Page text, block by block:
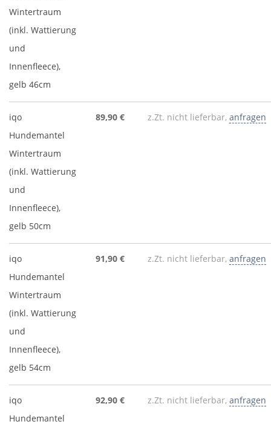
Wintertraum
(inkl. Wattierung
und
Innenfleece),
gelb 46cm
iqo
Hundemantel
Wintertraum
(inkl. Wattierung
und
Innenfleece),
gelb 50cm
89,90 € z.Zt. nicht lieferbar, anfragen
iqo
Hundemantel
Wintertraum
(inkl. Wattierung
und
Innenfleece),
gelb 54cm
91,90 € z.Zt. nicht lieferbar, anfragen
iqo
Hundemantel
92,90 € z.Zt. nicht lieferbar, anfragen